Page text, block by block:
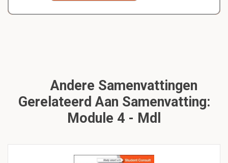
Andere Samenvattingen
Gerelateerd Aan Samenvatting:
Module 4 - Mdl